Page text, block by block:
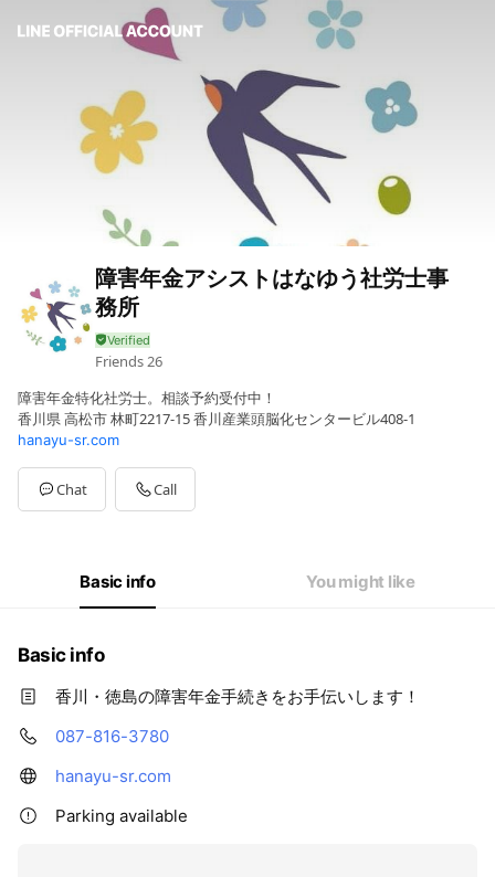
障害年金アシストはなゆう社労士事
務所
Friends26
障害年金特化社労士。相談予約受付中！
香川県 高松市 林町2217-15 香川産業頭脳化センタービル408-1
hanayu-sr.com
Chat Call
Basic info You might like
Basic info
香川・徳島の障害年金手続きをお手伝いします！
087-816-3780
hanayu-sr.com
Parking available